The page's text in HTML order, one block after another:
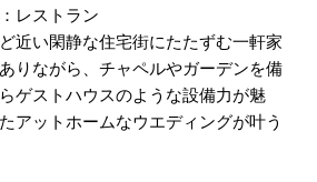
レストラン
近い閑静な住宅街にたたずむ一軒家
りながら、チャペルやガーデンを備
ゲストハウスのような設備力が魅
アットホームなウエディングが叶う